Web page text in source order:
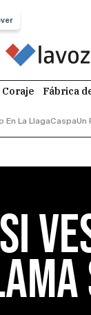
Fábrica
En La LlagaCaspaUn